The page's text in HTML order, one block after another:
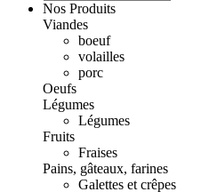
Nos Produits
Viandes
boeuf
volailles
porc
Oeufs
Légumes
Légumes
Fruits
Fraises
Pains, gâteaux, farines
Galettes et crêpes